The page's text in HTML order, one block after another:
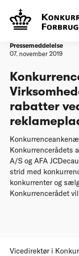
Forside
Pressemeddelelse
07. november 2019
rabatter
Konkurrencerådets
A/S og AFA
strid med
konkurrenter og
Konkurrencerådet
Vicedirektør i